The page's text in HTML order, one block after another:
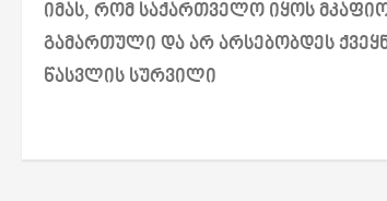
t
n
v
იმას, რომ საქართველო იყოს
გამართული და არ არსებობდეს
წასვლის სურვილი